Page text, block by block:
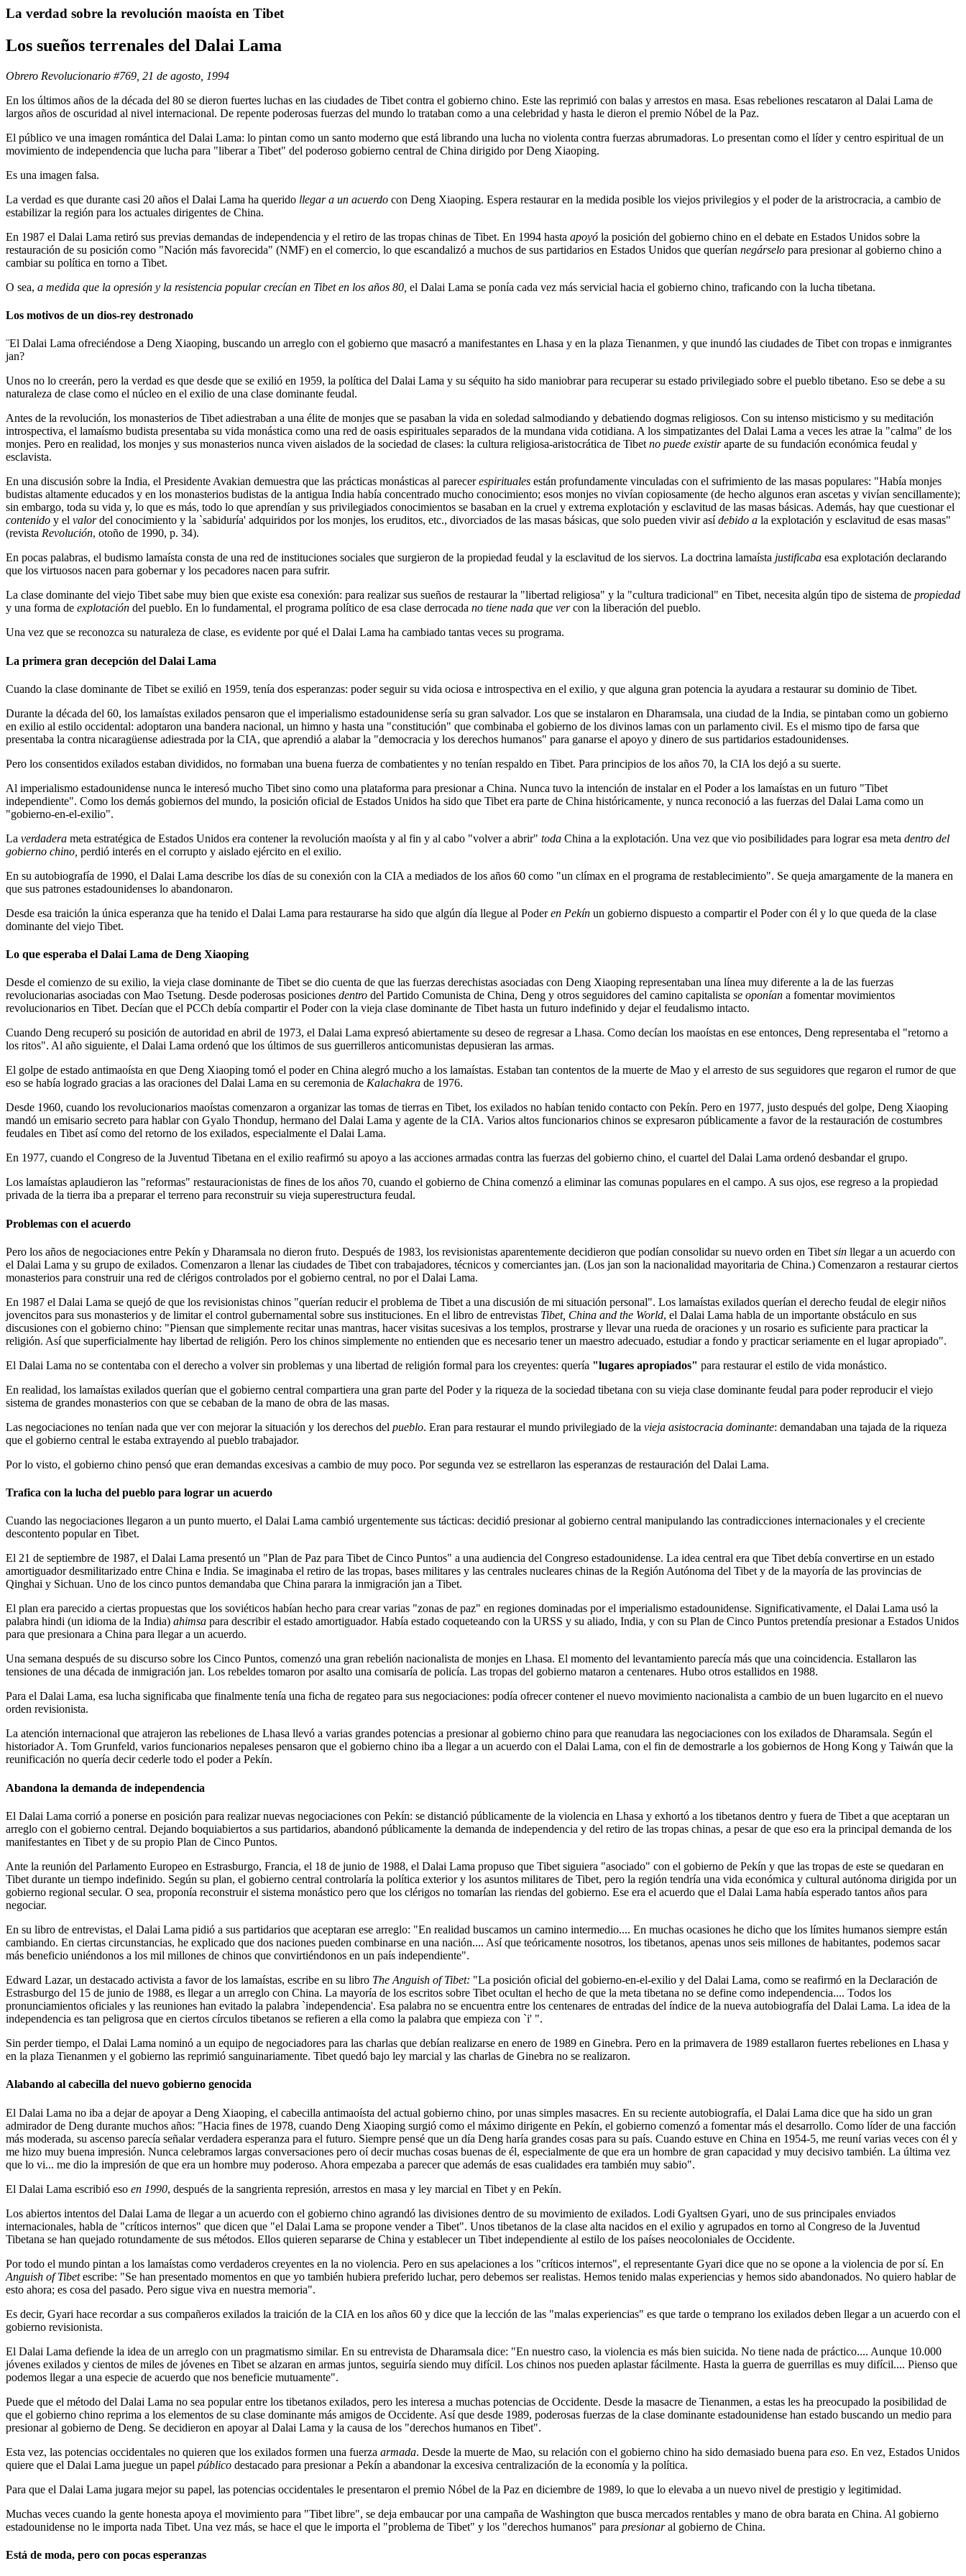
La verdad sobre la revolución maoísta en Tibet
Los sueños terrenales del Dalai Lama
Obrero Revolucionario #769, 21 de agosto, 1994
En los últimos años de la década del 80 se dieron fuertes luchas en las ciudades de Tibet contra el gobierno chino. Este las reprimió con balas y arrestos en masa. Esas rebeliones rescataron al Dalai Lama de
largos años de oscuridad al nivel internacional. De repente poderosas fuerzas del mundo lo trataban como a una celebridad y hasta le dieron el premio Nóbel de la Paz.
El público ve una imagen romántica del Dalai Lama: lo pintan como un santo moderno que está librando una lucha no violenta contra fuerzas abrumadoras. Lo presentan como el líder y centro espiritual de un
movimiento de independencia que lucha para "liberar a Tibet" del poderoso gobierno central de China dirigido por Deng Xiaoping.
Es una imagen falsa.
La verdad es que durante casi 20 años el Dalai Lama ha querido llegar a un acuerdo con Deng Xiaoping. Espera restaurar en la medida posible los viejos privilegios y el poder de la aristrocracia, a cambio de
estabilizar la región para los actuales dirigentes de China.
En 1987 el Dalai Lama retiró sus previas demandas de independencia y el retiro de las tropas chinas de Tibet. En 1994 hasta apoyó la posición del gobierno chino en el debate en Estados Unidos sobre la
restauración de su posición como "Nación más favorecida" (NMF) en el comercio, lo que escandalizó a muchos de sus partidarios en Estados Unidos que querían negárselo para presionar al gobierno chino a
cambiar su política en torno a Tibet.
O sea, a medida que la opresión y la resistencia popular crecían en Tibet en los años 80, el Dalai Lama se ponía cada vez más servicial hacia el gobierno chino, traficando con la lucha tibetana.
Los motivos de un dios-rey destronado
¨El Dalai Lama ofreciéndose a Deng Xiaoping, buscando un arreglo con el gobierno que masacró a manifestantes en Lhasa y en la plaza Tienanmen, y que inundó las ciudades de Tibet con tropas e inmigrantes
jan?
Unos no lo creerán, pero la verdad es que desde que se exilió en 1959, la política del Dalai Lama y su séquito ha sido maniobrar para recuperar su estado privilegiado sobre el pueblo tibetano. Eso se debe a su
naturaleza de clase como el núcleo en el exilio de una clase dominante feudal.
Antes de la revolución, los monasterios de Tibet adiestraban a una élite de monjes que se pasaban la vida en soledad salmodiando y debatiendo dogmas religiosos. Con su intenso misticismo y su meditación
introspectiva, el lamaísmo budista presentaba su vida monástica como una red de oasis espirituales separados de la mundana vida cotidiana. A los simpatizantes del Dalai Lama a veces les atrae la "calma" de los
monjes. Pero en realidad, los monjes y sus monasterios nunca viven aislados de la sociedad de clases: la cultura religiosa-aristocrática de Tibet no puede existiraparte de su fundación económica feudal y
esclavista.
En una discusión sobre la India, el Presidente Avakian demuestra que las prácticas monásticas al parecerespirituales están profundamente vinculadas con el sufrimiento de las masas populares: "Había monjes
budistas altamente educados y en los monasterios budistas de la antigua India había concentrado mucho conocimiento; esos monjes no vivían copiosamente (de hecho algunos eran ascetas y vivían sencillamente);
sin embargo, toda su vida y, lo que es más, todo lo que aprendían y sus privilegiados conocimientos se basaban en la cruel y extrema explotación y esclavitud de las masas básicas. Además, hay que cuestionar el
contenido y el valordel conocimiento y la `sabiduría' adquiridos por los monjes, los eruditos, etc., divorciados de las masas básicas, que solo pueden vivir asídebido a la explotación y esclavitud de esas masas"
(revista Revolución, otoño de 1990, p. 34).
En pocas palabras, el budismo lamaísta consta de una red de instituciones sociales que surgieron de la propiedad feudal y la esclavitud de los siervos. La doctrina lamaísta justificaba esa explotación declarando
que los virtuosos nacen para gobernar y los pecadores nacen para sufrir.
La clase dominante del viejo Tibet sabe muy bien que existe esa conexión: para realizar sus sueños de restaurar la "libertad religiosa" y la "cultura tradicional" en Tibet, necesita algún tipo de sistema de propiedad
y una forma de explotación del pueblo. En lo fundamental, el programa político de esa clase derrocada no tiene nada que vercon la liberación del pueblo.
Una vez que se reconozca su naturaleza de clase, es evidente por qué el Dalai Lama ha cambiado tantas veces su programa.
La primera gran decepción del Dalai Lama
Cuando la clase dominante de Tibet se exilió en 1959, tenía dos esperanzas: poder seguir su vida ociosa e introspectiva en el exilio, y que alguna gran potencia la ayudara a restaurar su dominio de Tibet.
Durante la década del 60, los lamaístas exilados pensaron que el imperialismo estadounidense sería su gran salvador. Los que se instalaron en Dharamsala, una ciudad de la India, se pintaban como un gobierno
en exilio al estilo occidental: adoptaron una bandera nacional, un himno y hasta una "constitución" que combinaba el gobierno de los divinos lamas con un parlamento civil. Es el mismo tipo de farsa que
presentaba la contra nicaragüense adiestrada por la CIA, que aprendió a alabar la "democracia y los derechos humanos" para ganarse el apoyo y dinero de sus partidarios estadounidenses.
Pero los consentidos exilados estaban divididos, no formaban una buena fuerza de combatientes y no tenían respaldo en Tibet. Para principios de los años 70, la CIA los dejó a su suerte.
Al imperialismo estadounidense nunca le interesó mucho Tibet sino como una plataforma para presionar a China. Nunca tuvo la intención de instalar en el Poder a los lamaístas en un futuro "Tibet
independiente". Como los demás gobiernos del mundo, la posición oficial de Estados Unidos ha sido que Tibet era parte de China históricamente, y nunca reconoció a las fuerzas del Dalai Lama como un
"gobierno-en-el-exilio".
La verdadera meta estratégica de Estados Unidos era contener la revolución maoísta y al fin y al cabo "volver a abrir" toda China a la explotación. Una vez que vio posibilidades para lograr esa meta dentro del
gobierno chino, perdió interés en el corrupto y aislado ejército en el exilio.
En su autobiografía de 1990, el Dalai Lama describe los días de su conexión con la CIA a mediados de los años 60 como "un clímax en el programa de restablecimiento". Se queja amargamente de la manera en
que sus patrones estadounidenses lo abandonaron.
Desde esa traición la única esperanza que ha tenido el Dalai Lama para restaurarse ha sido que algún día llegue al Poderen Pekín un gobierno dispuesto a compartir el Poder con él y lo que queda de la clase
dominante del viejo Tibet.
Lo que esperaba el Dalai Lama de Deng Xiaoping
Desde el comienzo de su exilio, la vieja clase dominante de Tibet se dio cuenta de que las fuerzas derechistas asociadas con Deng Xiaoping representaban una línea muy diferente a la de las fuerzas
revolucionarias asociadas con Mao Tsetung. Desde poderosas posiciones dentro del Partido Comunista de China, Deng y otros seguidores del camino capitalista se oponían a fomentar movimientos
revolucionarios en Tibet. Decían que el PCCh debía compartir el Poder con la vieja clase dominante de Tibet hasta un futuro indefinido y dejar el feudalismo intacto.
Cuando Deng recuperó su posición de autoridad en abril de 1973, el Dalai Lama expresó abiertamente su deseo de regresar a Lhasa. Como decían los maoístas en ese entonces, Deng representaba el "retorno a
los ritos". Al año siguiente, el Dalai Lama ordenó que los últimos de sus guerrilleros anticomunistas depusieran las armas.
El golpe de estado antimaoísta en que Deng Xiaoping tomó el poder en China alegró mucho a los lamaístas. Estaban tan contentos de la muerte de Mao y el arresto de sus seguidores que regaron el rumor de que
eso se había logrado gracias a las oraciones del Dalai Lama en su ceremonia de Kalachakra de 1976.
Desde 1960, cuando los revolucionarios maoístas comenzaron a organizar las tomas de tierras en Tibet, los exilados no habían tenido contacto con Pekín. Pero en 1977, justo después del golpe, Deng Xiaoping
mandó un emisario secreto para hablar con Gyalo Thondup, hermano del Dalai Lama y agente de la CIA. Varios altos funcionarios chinos se expresaron públicamente a favor de la restauración de costumbres
feudales en Tibet así como del retorno de los exilados, especialmente el Dalai Lama.
En 1977, cuando el Congreso de la Juventud Tibetana en el exilio reafirmó su apoyo a las acciones armadas contra las fuerzas del gobierno chino, el cuartel del Dalai Lama ordenó desbandar el grupo.
Los lamaístas aplaudieron las "reformas" restauracionistas de fines de los años 70, cuando el gobierno de China comenzó a eliminar las comunas populares en el campo. A sus ojos, ese regreso a la propiedad
privada de la tierra iba a preparar el terreno para reconstruir su vieja superestructura feudal.
Problemas con el acuerdo
Pero los años de negociaciones entre Pekín y Dharamsala no dieron fruto. Después de 1983, los revisionistas aparentemente decidieron que podían consolidar su nuevo orden en Tibet sin llegar a un acuerdo con
el Dalai Lama y su grupo de exilados. Comenzaron a llenar las ciudades de Tibet con trabajadores, técnicos y comerciantes jan. (Los jan son la nacionalidad mayoritaria de China.) Comenzaron a restaurar ciertos
monasterios para construir una red de clérigos controlados por el gobierno central, no por el Dalai Lama.
En 1987 el Dalai Lama se quejó de que los revisionistas chinos "querían reducir el problema de Tibet a una discusión de mi situación personal". Los lamaístas exilados querían el derecho feudal de elegir niños
jovencitos para sus monasterios y de limitar el control gubernamental sobre sus instituciones. En el libro de entrevistas Tibet, China and the World, el Dalai Lama habla de un importante obstáculo en sus
discusiones con el gobierno chino: "Piensan que simplemente recitar unas mantras, hacer visitas sucesivas a los templos, prostrarse y llevar una rueda de oraciones y un rosario es suficiente para practicar la
religión. Así que superficialmente hay libertad de religión. Pero los chinos simplemente no entienden que es necesario tener un maestro adecuado, estudiar a fondo y practicar seriamente en el lugar apropiado".
El Dalai Lama no se contentaba con el derecho a volver sin problemas y una libertad de religión formal para los creyentes: quería "lugares apropiados" para restaurar el estilo de vida monástico.
En realidad, los lamaístas exilados querían que el gobierno central compartiera una gran parte del Poder y la riqueza de la sociedad tibetana con su vieja clase dominante feudal para poder reproducir el viejo
sistema de grandes monasterios con que se cebaban de la mano de obra de las masas.
Las negociaciones no tenían nada que ver con mejorar la situación y los derechos del pueblo. Eran para restaurar el mundo privilegiado de la vieja asistocracia dominante: demandaban una tajada de la riqueza
que el gobierno central le estaba extrayendo al pueblo trabajador.
Por lo visto, el gobierno chino pensó que eran demandas excesivas a cambio de muy poco. Por segunda vez se estrellaron las esperanzas de restauración del Dalai Lama.
Trafica con la lucha del pueblo para lograr un acuerdo
Cuando las negociaciones llegaron a un punto muerto, el Dalai Lama cambió urgentemente sus tácticas: decidió presionar al gobierno central manipulando las contradicciones internacionales y el creciente
descontento popular en Tibet.
El 21 de septiembre de 1987, el Dalai Lama presentó un "Plan de Paz para Tibet de Cinco Puntos" a una audiencia del Congreso estadounidense. La idea central era que Tibet debía convertirse en un estado
amortiguador desmilitarizado entre China e India. Se imaginaba el retiro de las tropas, bases militares y las centrales nucleares chinas de la Región Autónoma del Tibet y de la mayoría de las provincias de
Qinghai y Sichuan. Uno de los cinco puntos demandaba que China parara la inmigración jan a Tibet.
El plan era parecido a ciertas propuestas que los soviéticos habían hecho para crear varias "zonas de paz" en regiones dominadas por el imperialismo estadounidense. Significativamente, el Dalai Lama usó la
palabra hindi (un idioma de la India) ahimsa para describir el estado amortiguador. Había estado coqueteando con la URSS y su aliado, India, y con su Plan de Cinco Puntos pretendía presionar a Estados Unidos
para que presionara a China para llegar a un acuerdo.
Una semana después de su discurso sobre los Cinco Puntos, comenzó una gran rebelión nacionalista de monjes en Lhasa. El momento del levantamiento parecía más que una coincidencia. Estallaron las
tensiones de una década de inmigración jan. Los rebeldes tomaron por asalto una comisaría de policía. Las tropas del gobierno mataron a centenares. Hubo otros estallidos en 1988.
Para el Dalai Lama, esa lucha significaba que finalmente tenía una ficha de regateo para sus negociaciones: podía ofrecer contener el nuevo movimiento nacionalista a cambio de un buen lugarcito en el nuevo
orden revisionista.
La atención internacional que atrajeron las rebeliones de Lhasa llevó a varias grandes potencias a presionar al gobierno chino para que reanudara las negociaciones con los exilados de Dharamsala. Según el
historiador A. Tom Grunfeld, varios funcionarios nepaleses pensaron que el gobierno chino iba a llegar a un acuerdo con el Dalai Lama, con el fin de demostrarle a los gobiernos de Hong Kong y Taiwán que la
reunificación no quería decir cederle todo el poder a Pekín.
Abandona la demanda de independencia
El Dalai Lama corrió a ponerse en posición para realizar nuevas negociaciones con Pekín: se distanció públicamente de la violencia en Lhasa y exhortó a los tibetanos dentro y fuera de Tibet a que aceptaran un
arreglo con el gobierno central. Dejando boquiabiertos a sus partidarios, abandonó públicamente la demanda de independencia y del retiro de las tropas chinas, a pesar de que eso era la principal demanda de los
manifestantes en Tibet y de su propio Plan de Cinco Puntos.
Ante la reunión del Parlamento Europeo en Estrasburgo, Francia, el 18 de junio de 1988, el Dalai Lama propuso que Tibet siguiera "asociado" con el gobierno de Pekín y que las tropas de este se quedaran en
Tibet durante un tiempo indefinido. Según su plan, el gobierno central controlaría la política exterior y los asuntos militares de Tibet, pero la región tendría una vida económica y cultural autónoma dirigida por un
gobierno regional secular. O sea, proponía reconstruir el sistema monástico pero que los clérigos no tomarían las riendas del gobierno. Ese era el acuerdo que el Dalai Lama había esperado tantos años para
negociar.
En su libro de entrevistas, el Dalai Lama pidió a sus partidarios que aceptaran ese arreglo: "En realidad buscamos un camino intermedio.... En muchas ocasiones he dicho que los límites humanos siempre están
cambiando. En ciertas circunstancias, he explicado que dos naciones pueden combinarse en una nación.... Así que teóricamente nosotros, los tibetanos, apenas unos seis millones de habitantes, podemos sacar
más beneficio uniéndonos a los mil millones de chinos que convirtiéndonos en un país independiente".
Edward Lazar, un destacado activista a favor de los lamaístas, escribe en su libro The Anguish of Tibet: "La posición oficial del gobierno-en-el-exilio y del Dalai Lama, como se reafirmó en la Declaración de
Estrasburgo del 15 de junio de 1988, es llegar a un arreglo con China. La mayoría de los escritos sobre Tibet ocultan el hecho de que la meta tibetana no se define como independencia.... Todos los
pronunciamientos oficiales y las reuniones han evitado la palabra `independencia'. Esa palabra no se encuentra entre los centenares de entradas del índice de la nueva autobiografía del Dalai Lama. La idea de la
independencia es tan peligrosa que en ciertos círculos tibetanos se refieren a ella como la palabra que empieza con `i' ".
Sin perder tiempo, el Dalai Lama nominó a un equipo de negociadores para las charlas que debían realizarse en enero de 1989 en Ginebra. Pero en la primavera de 1989 estallaron fuertes rebeliones en Lhasa y
en la plaza Tienanmen y el gobierno las reprimió sanguinariamente. Tibet quedó bajo ley marcial y las charlas de Ginebra no se realizaron.
Alabando al cabecilla del nuevo gobierno genocida
El Dalai Lama no iba a dejar de apoyar a Deng Xiaoping, el cabecilla antimaoísta del actual gobierno chino, por unas simples masacres. En su reciente autobiografía, el Dalai Lama dice que ha sido un gran
admirador de Deng durante muchos años: "Hacia fines de 1978, cuando Deng Xiaoping surgió como el máximo dirigente en Pekín, el gobierno comenzó a fomentar más el desarrollo. Como líder de una facción
más moderada, su ascenso parecía señalar verdadera esperanza para el futuro. Siempre pensé que un día Deng haría grandes cosas para su país. Cuando estuve en China en 1954-5, me reuní varias veces con él y
me hizo muy buena impresión. Nunca celebramos largas conversaciones pero oí decir muchas cosas buenas de él, especialmente de que era un hombre de gran capacidad y muy decisivo también. La última vez
que lo vi... me dio la impresión de que era un hombre muy poderoso. Ahora empezaba a parecer que además de esas cualidades era también muy sabio".
El Dalai Lama escribió eso en 1990, después de la sangrienta represión, arrestos en masa y ley marcial en Tibet y en Pekín.
Los abiertos intentos del Dalai Lama de llegar a un acuerdo con el gobierno chino agrandó las divisiones dentro de su movimiento de exilados. Lodi Gyaltsen Gyari, uno de sus principales enviados
internacionales, habla de "críticos internos" que dicen que "el Dalai Lama se propone vender a Tibet". Unos tibetanos de la clase alta nacidos en el exilio y agrupados en torno al Congreso de la Juventud
Tibetana se han quejado rotundamente de sus métodos. Ellos quieren separarse de China y establecer un Tibet independiente al estilo de los países neocoloniales de Occidente.
Por todo el mundo pintan a los lamaístas como verdaderos creyentes en la no violencia. Pero en sus apelaciones a los "críticos internos", el representante Gyari dice que no se opone a la violencia de por sí. En
Anguish of Tibetescribe: "Se han presentado momentos en que yo también hubiera preferido luchar, pero debemos ser realistas. Hemos tenido malas experiencias y hemos sido abandonados. No quiero hablar de
esto ahora; es cosa del pasado. Pero sigue viva en nuestra memoria".
Es decir, Gyari hace recordar a sus compañeros exilados la traición de la CIA en los años 60 y dice que la lección de las "malas experiencias" es que tarde o temprano los exilados deben llegar a un acuerdo con el
gobierno revisionista.
El Dalai Lama defiende la idea de un arreglo con un pragmatismo similar. En su entrevista de Dharamsala dice: "En nuestro caso, la violencia es más bien suicida. No tiene nada de práctico.... Aunque 10.000
jóvenes exilados y cientos de miles de jóvenes en Tibet se alzaran en armas juntos, seguiría siendo muy difícil. Los chinos nos pueden aplastar fácilmente. Hasta la guerra de guerrillas es muy difícil.... Pienso que
podemos llegar a una especie de acuerdo que nos beneficie mutuamente".
Puede que el método del Dalai Lama no sea popular entre los tibetanos exilados, pero les interesa a muchas potencias de Occidente. Desde la masacre de Tienanmen, a estas les ha preocupado la posibilidad de
que el gobierno chino reprima a los elementos de su clase dominante más amigos de Occidente. Así que desde 1989, poderosas fuerzas de la clase dominante estadounidense han estado buscando un medio para
presionar al gobierno de Deng. Se decidieron en apoyar al Dalai Lama y la causa de los "derechos humanos en Tibet".
Esta vez, las potencias occidentales no quieren que los exilados formen una fuerza armada. Desde la muerte de Mao, su relación con el gobierno chino ha sido demasiado buena para eso. En vez, Estados Unidos
quiere que el Dalai Lama juegue un papel público destacado para presionar a Pekín a abandonar la excesiva centralización de la economía y la política.
Para que el Dalai Lama jugara mejor su papel, las potencias occidentales le presentaron el premio Nóbel de la Paz en diciembre de 1989, lo que lo elevaba a un nuevo nivel de prestigio y legitimidad.
Muchas veces cuando la gente honesta apoya el movimiento para "Tibet libre", se deja embaucar por una campaña de Washington que busca mercados rentables y mano de obra barata en China. Al gobierno
estadounidense no le importa nada Tibet. Una vez más, se hace el que le importa el "problema de Tibet" y los "derechos humanos" para presionaral gobierno de China.
Está de moda, pero con pocas esperanzas